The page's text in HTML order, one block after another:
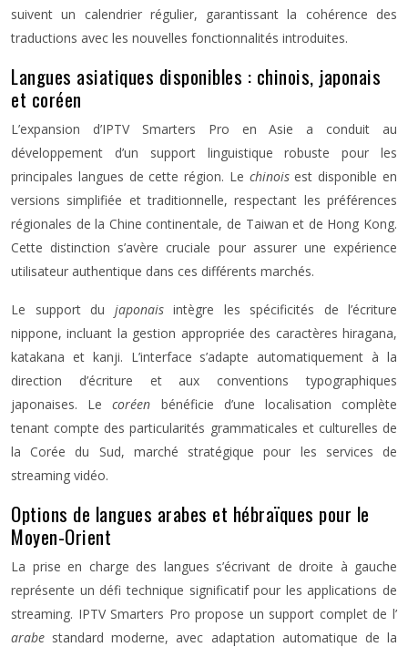
suivent un calendrier régulier, garantissant la cohérence des
traductions avec les nouvelles fonctionnalités introduites.
Langues asiatiques disponibles : chinois, japonais
et coréen
L’expansion d’IPTV Smarters Pro en Asie a conduit au
développement d’un support linguistique robuste pour les
principales langues de cette région. Le chinois est disponible en
versions simplifiée et traditionnelle, respectant les préférences
régionales de la Chine continentale, de Taiwan et de Hong Kong.
Cette distinction s’avère cruciale pour assurer une expérience
utilisateur authentique dans ces différents marchés.
Le support du japonais intègre les spécificités de l’écriture
nippone, incluant la gestion appropriée des caractères hiragana,
katakana et kanji. L’interface s’adapte automatiquement à la
direction d’écriture et aux conventions typographiques
japonaises. Lecoréen bénéficie d’une localisation complète
tenant compte des particularités grammaticales et culturelles de
la Corée du Sud, marché stratégique pour les services de
streaming vidéo.
Options de langues arabes et hébraïques pour le
Moyen-Orient
La prise en charge des langues s’écrivant de droite à gauche
représente un défi technique significatif pour les applications de
streaming. IPTV Smarters Pro propose un support complet de l’
arabe standard moderne, avec adaptation automatique de la